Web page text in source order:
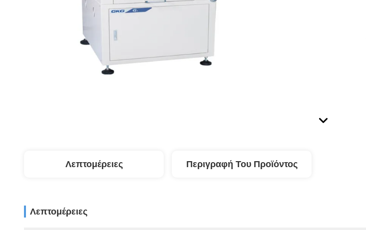
Λεπτομέρειες Περιγραφή Του Προϊόντος
Λεπτομέρειες